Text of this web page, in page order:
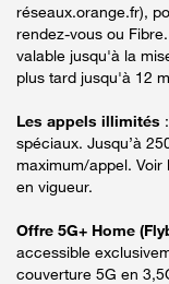
réseaux.orange.fr),
rendez-vous ou
valable jusqu'à la
plus tard jusqu'à 12
Les appels illimités
spéciaux. Jusqu’à
maximum/appel.
en vigueur.
Offre 5G+ Home
accessible
couverture 5G en